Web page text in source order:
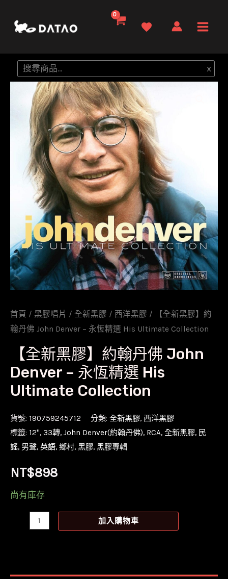
要
Menu
搜
尋
x
首頁 / 黑膠唱片 / 全新黑膠 / 西洋黑膠 / 【全新黑膠】約
翰丹佛 John Denver – 永恆精選 His Ultimate Collection
【全新黑膠】約翰丹佛 John
Denver – 永恆精選 His
Ultimate Collection
貨號: 190759245712 分類: 全新黑膠, 西洋黑膠
標籤: 12'', 33轉, John Denver(約翰丹佛), RCA, 全新黑膠, 民
謠, 男聲, 英語, 鄉村, 黑膠, 黑膠專輯
NT$898
尚有庫存
加入購物車